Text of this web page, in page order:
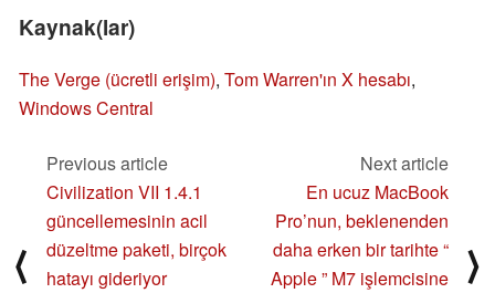
Kaynak(lar)
The Verge (ücretli erişim), Tom Warren'ın X hesabı,
Windows Central
⟨
Previous article
Civilization VII 1.4.1
güncellemesinin acil
düzeltme paketi, birçok
hatayı gideriyor
Next article
En ucuz MacBook
Pro’nun, beklenenden
daha erken bir tarihte “
Apple ” M7 işlemcisine
⟩